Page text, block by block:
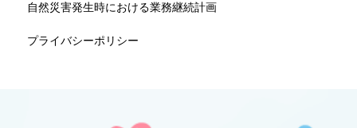
自然災害発生時における業務継続計画
プライバシーポリシー